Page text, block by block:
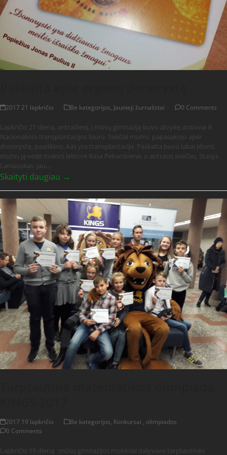
2017 21 lapkričio Be kategorijos, Jaunieji žurnalistai 0 Comments
Lapkričio 21 dieną, antradienį, į mūsų gimnaziją buvo atvykę atstovai iš
Nacionalinio transplantacijos biuro. Svečiai mums papasakojo apie
donorystę, paaiškino, kas yra transplantacija. Paskaita buvo labai įdomi,
mums ją vedė maloni lektorė Rasa Pekarskienė, o antrasis svečias, Stasys
Laniauskas, jau…
Skaityti daugiau →
2017 19 lapkričio Be kategorijos, Konkursai , olimpiados
0 Comments
Lapkričio 19 dieną mūsų gimnazijos mokiniai dalyvavo tarptautinės